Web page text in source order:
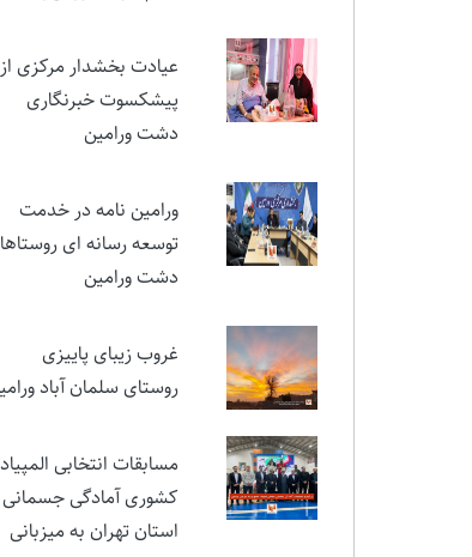
«روایت زمان» در ورامین؛
مقام شهید تورجی‌زاده
عیادت بخشدار مرکزی از
دشت ورامین
ورامین نامه در خدمت
دشت ورامین
روستای سلمان آباد ورامین
مسابقات انتخابی المپیاد